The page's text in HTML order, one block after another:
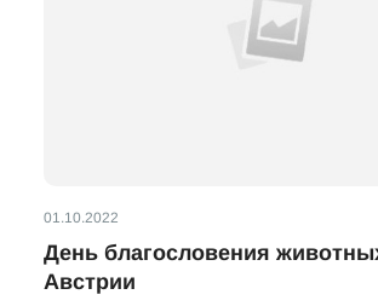
01.10.2022
День благословения
Австрии